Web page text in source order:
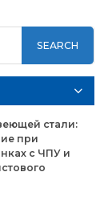
SEARCH
стали:
при
с ЧПУ и